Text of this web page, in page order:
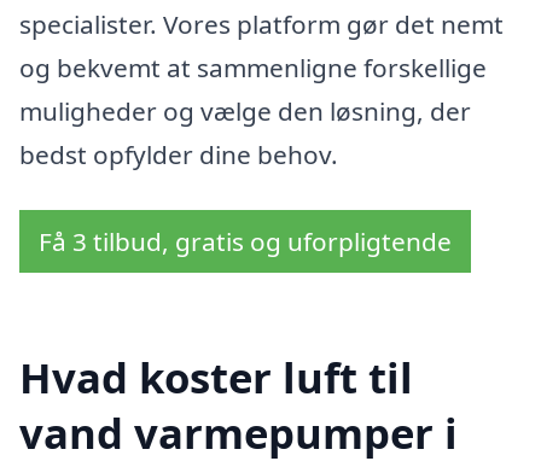
specialister. Vores platform gør det nemt
og bekvemt at sammenligne forskellige
muligheder og vælge den løsning, der
bedst opfylder dine behov.
Få 3 tilbud, gratis og uforpligtende
Hvad koster luft til
vand varmepumper i